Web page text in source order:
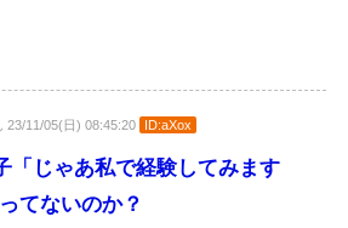
23/11/05(日) 08:45:20 ID:aXox
「じゃあ私で経験してみます
てないのか？